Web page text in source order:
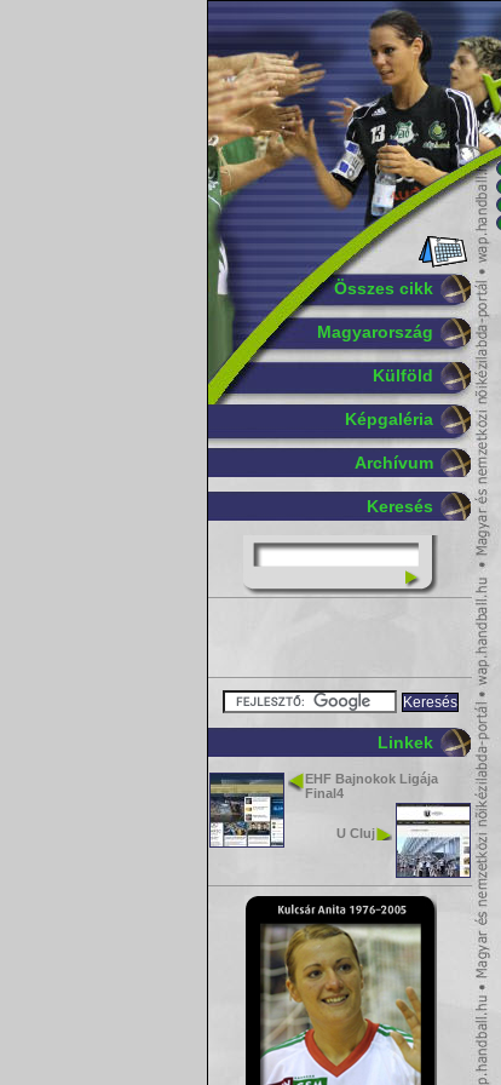
Összes cikk
Magyarország
Külföld
Képgaléria
Archívum
Keresés
Linkek
EHF Bajnokok Ligája
Final4
U Cluj